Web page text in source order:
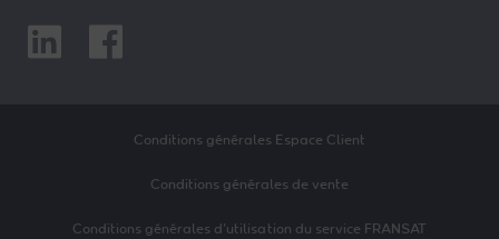
LinkedinFacebook
Conditions générales Espace Client
Conditions générales de vente
Conditions générales d’utilisation du service FRANSAT